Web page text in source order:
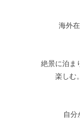
海外
絶景に泊ま
楽しむ
自分